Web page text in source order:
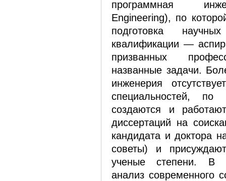
программная
Engineering), по
подготовка
квалификации —
призванных
названные задачи.
инженерия
специальностей,
создаются и
диссертаций на
кандидата и доктора
советы) и
ученые степени. В
анализ современного